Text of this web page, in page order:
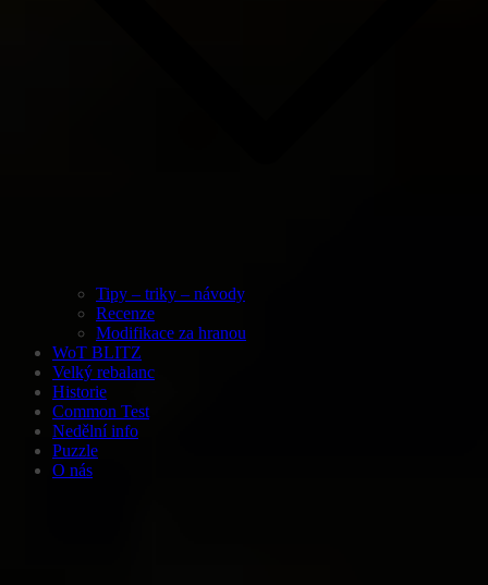
Tipy – triky – návody
Recenze
Modifikace za hranou
WoT BLITZ
Velký rebalanc
Historie
Common Test
Nedělní info
Puzzle
O nás